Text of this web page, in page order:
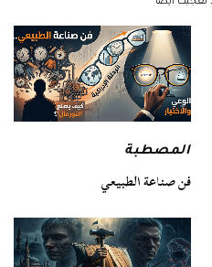
المصطبة
فن صناعة الطبيعي